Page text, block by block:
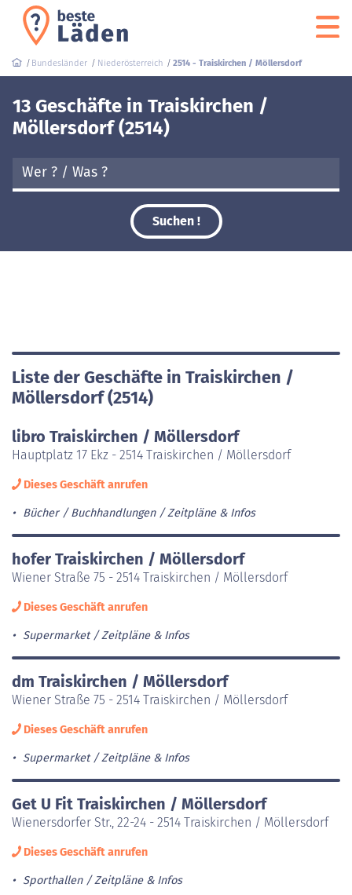
Bundesländer Niederösterreich 2514 - Traiskirchen / Möllersdorf
13 Geschäfte in Traiskirchen /
Möllersdorf (2514)
Suchen !
Liste der Geschäfte in Traiskirchen /
Möllersdorf (2514)
libro Traiskirchen / Möllersdorf
Hauptplatz 17 Ekz - 2514 Traiskirchen / Möllersdorf
Dieses Geschäft anrufen
Bücher / Buchhandlungen Zeitpläne & Infos
hofer Traiskirchen / Möllersdorf
Wiener Straße 75 - 2514 Traiskirchen / Möllersdorf
Dieses Geschäft anrufen
Supermarket Zeitpläne & Infos
dm Traiskirchen / Möllersdorf
Wiener Straße 75 - 2514 Traiskirchen / Möllersdorf
Dieses Geschäft anrufen
Supermarket Zeitpläne & Infos
Get U Fit Traiskirchen / Möllersdorf
Wienersdorfer Str., 22-24 - 2514 Traiskirchen / Möllersdorf
Dieses Geschäft anrufen
Sporthallen Zeitpläne & Infos